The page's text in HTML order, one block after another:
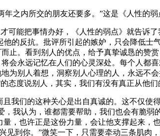
之内所交的朋友还要多。”这是《人性的弱
能把事情办好，《人性的弱点》就告诉
的反抗。批评所引起的嫉妒，只会降低士
止。看到别人的优点，给予真挚诚恳的赞
永远记忆在人们的心灵深处。每个人都
为别人着想，洞察别人心理的人，永远不
度说别人，其实，我们有没有真正从他
我们的这种关心是出自真诚的。这不仅使
我认为，谁都需要帮助，我们也会有脆
，也许正是这份力量，会让他支撑起来，
到你。”微笑一下，只需要牵动三条肌肉